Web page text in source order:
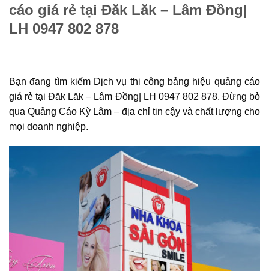
cáo giá rẻ tại Đăk Lăk – Lâm Đồng|
LH 0947 802 878
Bạn đang tìm kiếm Dịch vụ thi công bảng hiệu quảng cáo
giá rẻ tại Đăk Lăk – Lâm Đồng| LH 0947 802 878. Đừng bỏ
qua Quảng Cáo Kỳ Lâm – địa chỉ tin cậy và chất lượng cho
mọi doanh nghiệp.